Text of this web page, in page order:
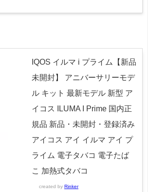
IQOS イルマ i プライム【新品
未開封】 アニバーサリーモデ
ル キット 最新モデル 新型 ア
イコス ILUMA I Prime 国内正
規品 新品・未開封・登録済み
アイコス アイ イルマ アイ プ
ライム 電子タバコ 電子たば
こ 加熱式タバコ
created by Rinker